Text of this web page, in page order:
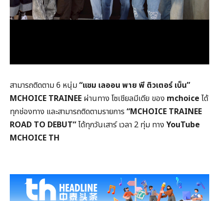
สามารถติดตาม 6 หนุ่ม“แซม เลออน พาย พี ติวเตอร์ เบ็น”
MCHOICE TRAINEE ผ่านทาง โซเชียลมีเดีย ของ mchoice ได้
ทุกช่องทาง และสามารถติดตามรายการ “MCHOICE TRAINEE
ROAD TO DEBUT”ได้ทุกวันเสาร์ เวลา 2 ทุ่ม ทาง YouTube
MCHOICE TH